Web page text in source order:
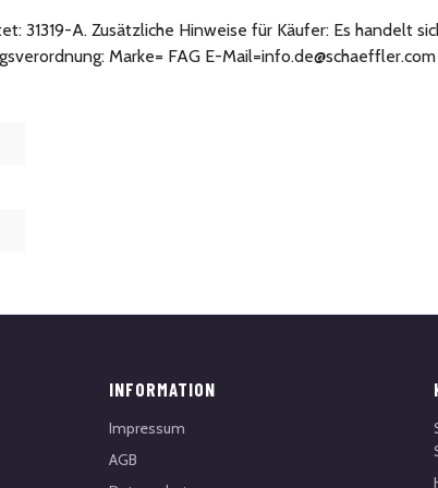
A. Zusätzliche Hinweise für Käufer: Es handelt
Marke= FAG E-
INFORMATION
Impressum
AGB